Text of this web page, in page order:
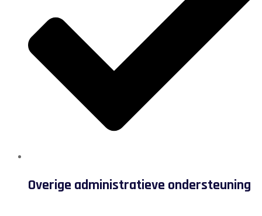
Overige administratieve ondersteuning